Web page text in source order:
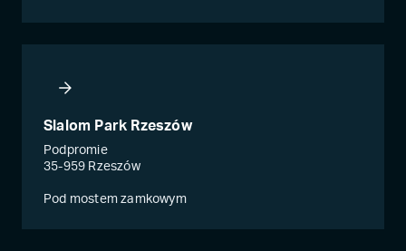
Slalom Park Rzeszów
Podpromie
35-959 Rzeszów
Pod mostem zamkowym